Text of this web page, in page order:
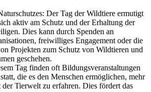
Der Tag der Wildtiere ermutigt
aktiv am Schutz und der Erhaltung der
Dies kann durch Spenden an
freiwilliges Engagement oder die
Projekten zum Schutz von Wildtieren und
geschehen.
Tag finden oft Bildungsveranstaltungen
die es den Menschen ermöglichen, mehr
Tierwelt zu erfahren. Dies fördert das